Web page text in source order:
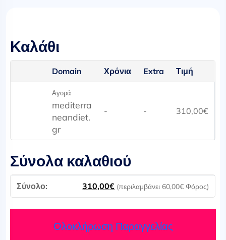
Καλάθι
Domain Χρόνια Extra Τιμή
Αγορά
mediterra
neandiet.
gr
- - 310,00€
Σύνολα καλαθιού
310,00€ (περιλαμβάνει60,00€ Φόρος)
Ολοκλήρωση Παραγγελίας